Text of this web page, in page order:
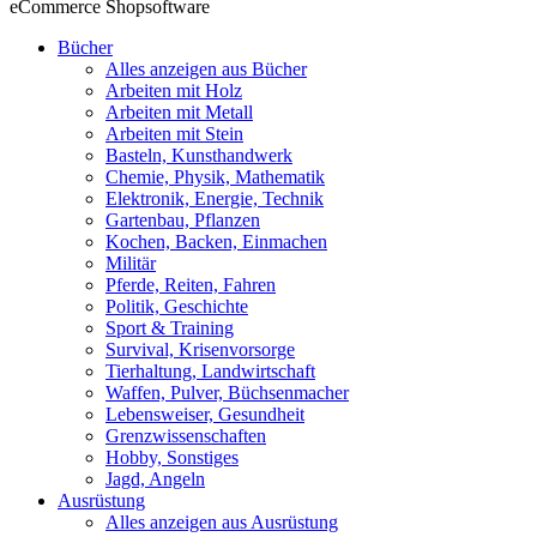
eCommerce Shopsoftware
Bücher
Alles anzeigen aus Bücher
Arbeiten mit Holz
Arbeiten mit Metall
Arbeiten mit Stein
Basteln, Kunsthandwerk
Chemie, Physik, Mathematik
Elektronik, Energie, Technik
Gartenbau, Pflanzen
Kochen, Backen, Einmachen
Militär
Pferde, Reiten, Fahren
Politik, Geschichte
Sport & Training
Survival, Krisenvorsorge
Tierhaltung, Landwirtschaft
Waffen, Pulver, Büchsenmacher
Lebensweiser, Gesundheit
Grenzwissenschaften
Hobby, Sonstiges
Jagd, Angeln
Ausrüstung
Alles anzeigen aus Ausrüstung